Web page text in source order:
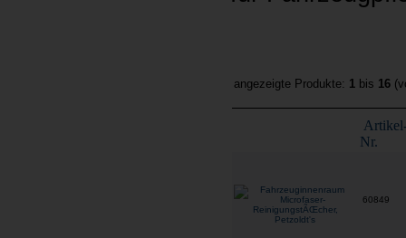
angezeigte Produkte: 1 bis 16
Nr.
60849